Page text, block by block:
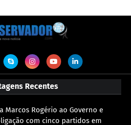
Recentes
Marcos Rogério ao Governo e
com cinco partidos em